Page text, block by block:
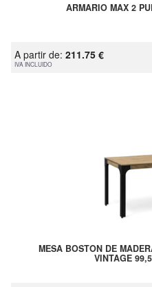
ARMARIO MAX 2
A partir de: 211.75 €
IVA INCLUIDO
MESA BOSTON DE
VINTAGE